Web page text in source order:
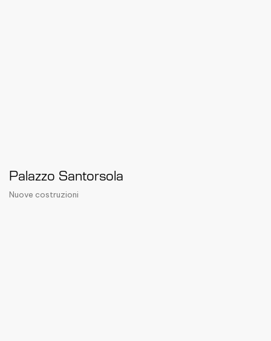
Palazzo Santorsola
Nuove costruzioni